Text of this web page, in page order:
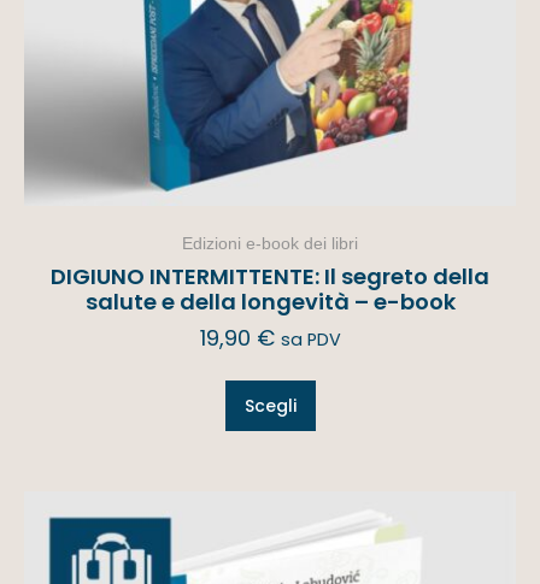
Edizioni e-book dei libri
DIGIUNO INTERMITTENTE: Il segreto della
salute e della longevità – e-book
19,90 € sa PDV
Scegli